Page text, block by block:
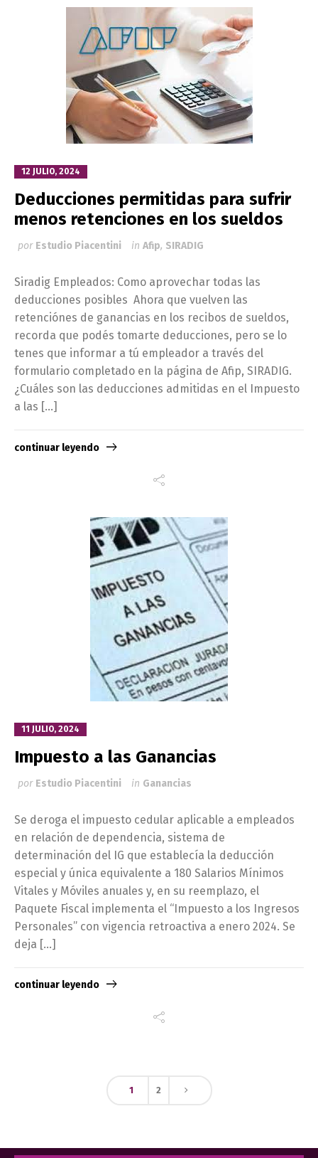
12 JULIO, 2024
Deducciones permitidas para sufrir
menos retenciones en los sueldos
por Estudio Piacentini in Afip, SIRADIG
Siradig Empleados: Como aprovechar todas las
deducciones posibles Ahora que vuelven las
retenciónes de ganancias en los recibos de sueldos,
recorda que podés tomarte deducciones, pero se lo
tenes que informar a tú empleador a través del
formulario completado en la página de Afip, SIRADIG.
¿Cuáles son las deducciones admitidas en el Impuesto
a las […]
continuar leyendo
11 JULIO, 2024
Impuesto a las Ganancias
por Estudio Piacentini in Ganancias
Se deroga el impuesto cedular aplicable a empleados
en relación de dependencia, sistema de
determinación del IG que establecía la deducción
especial y única equivalente a 180 Salarios Mínimos
Vitales y Móviles anuales y, en su reemplazo, el
Paquete Fiscal implementa el “Impuesto a los Ingresos
Personales” con vigencia retroactiva a enero 2024. Se
deja […]
continuar leyendo
1 2